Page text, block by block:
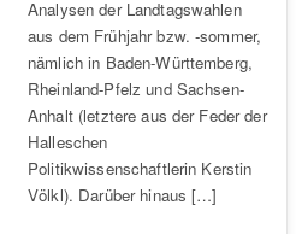
Analysen der Landtagswahlen
aus dem Frühjahr bzw. -sommer,
nämlich in Baden-Württemberg,
Rheinland-Pfelz und Sachsen-
Anhalt (letztere aus der Feder der
Halleschen
Politikwissenschaftlerin Kerstin
Völkl). Darüber hinaus […]